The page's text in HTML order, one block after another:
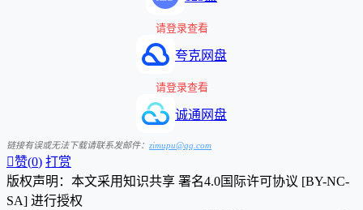
请登录查看
夸克网盘
请登录查看
诚通网盘
链接有误或无法下载请联系发邮件： zimupu@qq.com
赞(0) 打赏
版权声明：本文采用知识共享 署名4.0国际许可协议 [BY-NC-
SA] 进行授权